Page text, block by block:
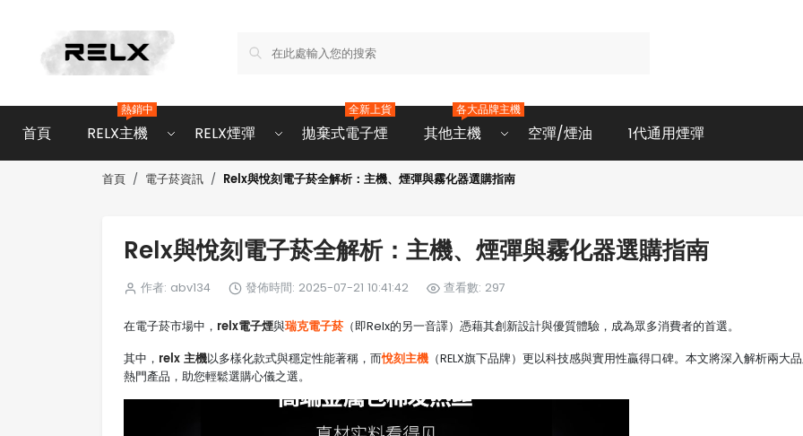
首頁 RELX主機
熱銷中
RELX煙彈 拋棄式電子煙
全新上貨
其他主機
各大品牌主機
空彈/煙油 1代通用煙彈
首頁 電子菸資訊 Relx與悅刻電子菸全解析：主機、煙彈與霧化器選購指南
Relx與悅刻電子菸全解析：主機、煙彈與霧化器選購指南
作者: abv134 發佈時間: 2025-07-21 10:41:42 查看數: 297
在電子菸市場中， relx電子煙與瑞克電子菸 （即Relx的另一音譯）憑藉其創新設計與優質體驗，成為眾多消費者的首選。
其中， relx 主機以多樣化款式與穩定性能著稱，而悅刻主機 （RELX旗下品牌）更以科技感與實用性贏得口碑。本文將深入解析兩大
熱門產品，助您輕鬆選購心儀之選。